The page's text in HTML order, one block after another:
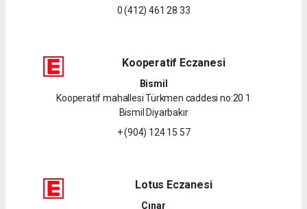
0 (412) 461 28 33
Kooperatif Eczanesi
Bismil
Kooperatif mahallesi Türkmen caddesi no:20 1
Bismil Diyarbakır
+ (904) 124 15 57
Lotus Eczanesi
Çınar